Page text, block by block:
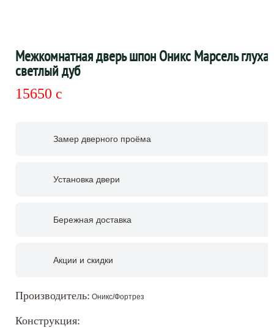
Межкомнатная дверь шпон Оникс Марсель
светлый дуб
15650 c
Замер дверного проёма
Установка двери
Бережная доставка
Акции и скидки
Производитель: Оникс/Фортрез
Конструкция: